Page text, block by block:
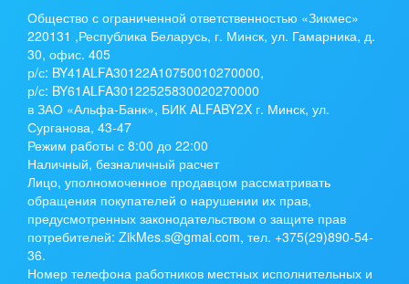
Общество с ограниченной ответственностью «Зикмес»
220131 ,Республика Беларусь, г. Минск, ул. Гамарника, д.
30, офис. 405
р/с: BY41ALFA30122A10750010270000,
р/с: BY61ALFA30122525830020270000
в ЗАО «Альфа-Банк», БИК ALFABY2X г. Минск, ул.
Сурганова, 43-47
Режим работы с 8:00 до 22:00
Наличный, безналичный расчет
Лицо, уполномоченное продавцом рассматривать
обращения покупателей о нарушении их прав,
предусмотренных законодательством о защите прав
потребителей: ZikMes.s@gmai.com, тел. +375(29)890-54-
36.
Номер телефона работников местных исполнительных и